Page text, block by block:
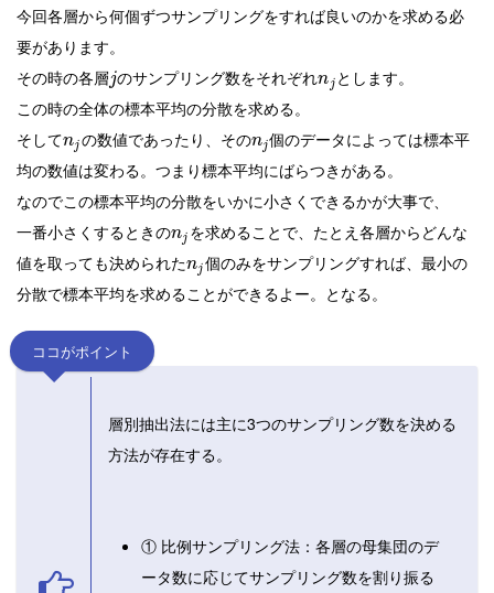
今回各層から何個ずつサンプリングをすれば良いのかを求める必
要があります。
その時の各層jのサンプリング数をそれぞれnj とします。
この時の全体の標本平均の分散を求める。
そしてnjの数値であったり、そのnj個のデータによっては標本平
均の数値は変わる。つまり標本平均にばらつきがある。
なのでこの標本平均の分散をいかに小さくできるかが大事で、
一番小さくするときのnj を求めることで、たとえ各層からどんな
値を取っても決められたnj個のみをサンプリングすれば、最小の
分散で標本平均を求めることができるよー。となる。
ココがポイント
層別抽出法には主に3つのサンプリング数を決める
方法が存在する。
① 比例サンプリング法：各層の母集団のデ
ータ数に応じてサンプリング数を割り振る